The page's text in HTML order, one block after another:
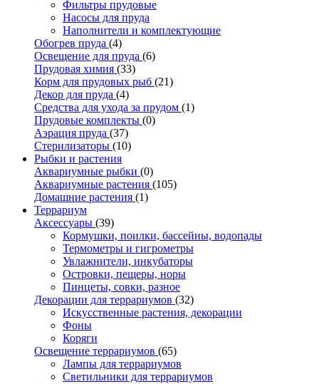
Фильтры прудовые
Насосы для пруда
Наполнители и комплектующие
Обогрев пруда (4)
Освещение для пруда (6)
Прудовая химия (33)
Корм для прудовых рыб (21)
Декор для пруда (4)
Средства для ухода за прудом (1)
Прудовые комплекты (0)
Аэрация пруда (37)
Стерилизаторы (10)
Рыбки и растения
Аквариумные рыбки (0)
Аквариумные растения (105)
Домашние растения (1)
Террариум
Аксессуары (39)
Кормушки, поилки, бассейны, водопады
Термометры и гигрометры
Увлажнители, инкубаторы
Островки, пещеры, норы
Пинцеты, совки, разное
Декорации для террариумов (32)
Искусственные растения, декорации
Фоны
Коряги
Освещение террариумов (65)
Лампы для террариумов
Светильники для террариумов